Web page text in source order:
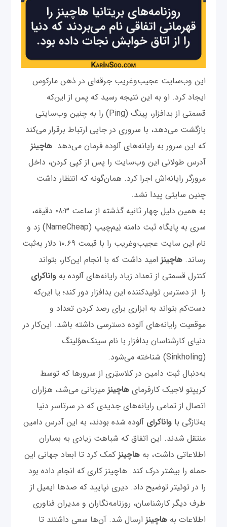
این وب‌سایت عجیب‌و‌غریب جرقه‌ای در ذهن مارکوس
ایجاد کرد. او به این نتیجه رسید که پس از این‌که
قسمتی از بدافزار، پینگ (Ping) را به چنین وب‌سایتی
بازگشت می‌دهد، با سروری در جایی ارتباط برقرار می‌کند
که این سرور به رایانه‌های آلوده فرمان می‌دهد.هاچینز
آدرس طولانی این وب‌سایت را پس از کپی کردن، داخل
مرورگر رایانه‌اش اجرا کرد. همان‌گونه که انتظار داشت
چنین سایتی پیدا نشد.
به همین دلیل چهار ثانیه گذشته از ساعت ۰۸:۳ دقیقه،
سری به پایگاه ثبت‌ دامنه نِیم‌چیپ (NameCheap) زد و
نام این سایت عجیب‌و‌غریب را با قیمت ۱۰.۶۹ دلار به‌ثبت‌
رساند.هاچینز امید داشت که با انجام این‌کار، بتواند
کنترل قسمتی از تعداد زیاد رایانه‌های آلوده بهواناکرای
را از دسترس تولید‌کننده این بدافزار دور کند؛ یا این‌که
دست‌کم بتواند به ابزاری برای رصد کردن تعداد و
موقعیت رایانه‌های آلوده دسترسی داشته باشد. این‌کار در
دنیای کارشناسان بدافزار با نام سینک‌هوُلینگ
(Sinkholing) شناخته می‌شود.
به‌دنبال ثبت دامین در کلاستِری از سرورها که توسط
کریپتو لاجیک کارفرمایهاچینزمیزبانی می‌شد، هزاران
اتصال از تمامی رایانه‌های جدیدی که در سرتاسر دنیا
به‌تازگی باواناکرای آلوده شده بودند، به این آدرس دامین
منتقل شدند. این اتفاق که شباهت زیادی به بمباران
اطلاعاتی داشت، بههاچینزکمک کرد تا ابعاد جهانی این
حمله را بیشتر درک کند. هاچینز کاری که انجام داده بود
را در توئیتر توضیح داد. دیری نپایید که صدها ایمیل از
طرف دیگر کارشناسان، روزنامه‌نگاران و مدیران فناوری
اطلاعات بههاچینز ارسال شد. آن‌ها سعی داشتند تا